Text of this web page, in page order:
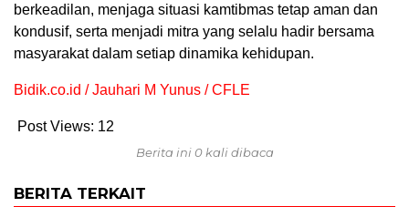
berkeadilan, menjaga situasi kamtibmas tetap aman dan
kondusif, serta menjadi mitra yang selalu hadir bersama
masyarakat dalam setiap dinamika kehidupan.
Bidik.co.id / Jauhari M Yunus / CFLE
Post Views: 12
Berita ini 0 kali dibaca
BERITA TERKAIT